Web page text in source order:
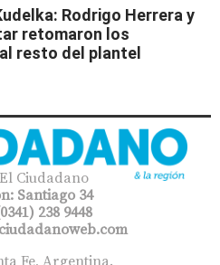
Rodrigo Herrera y
retomaron los
resto del plantel
Ciudadano
Santiago 34
238 9448
Fe, Argentina.